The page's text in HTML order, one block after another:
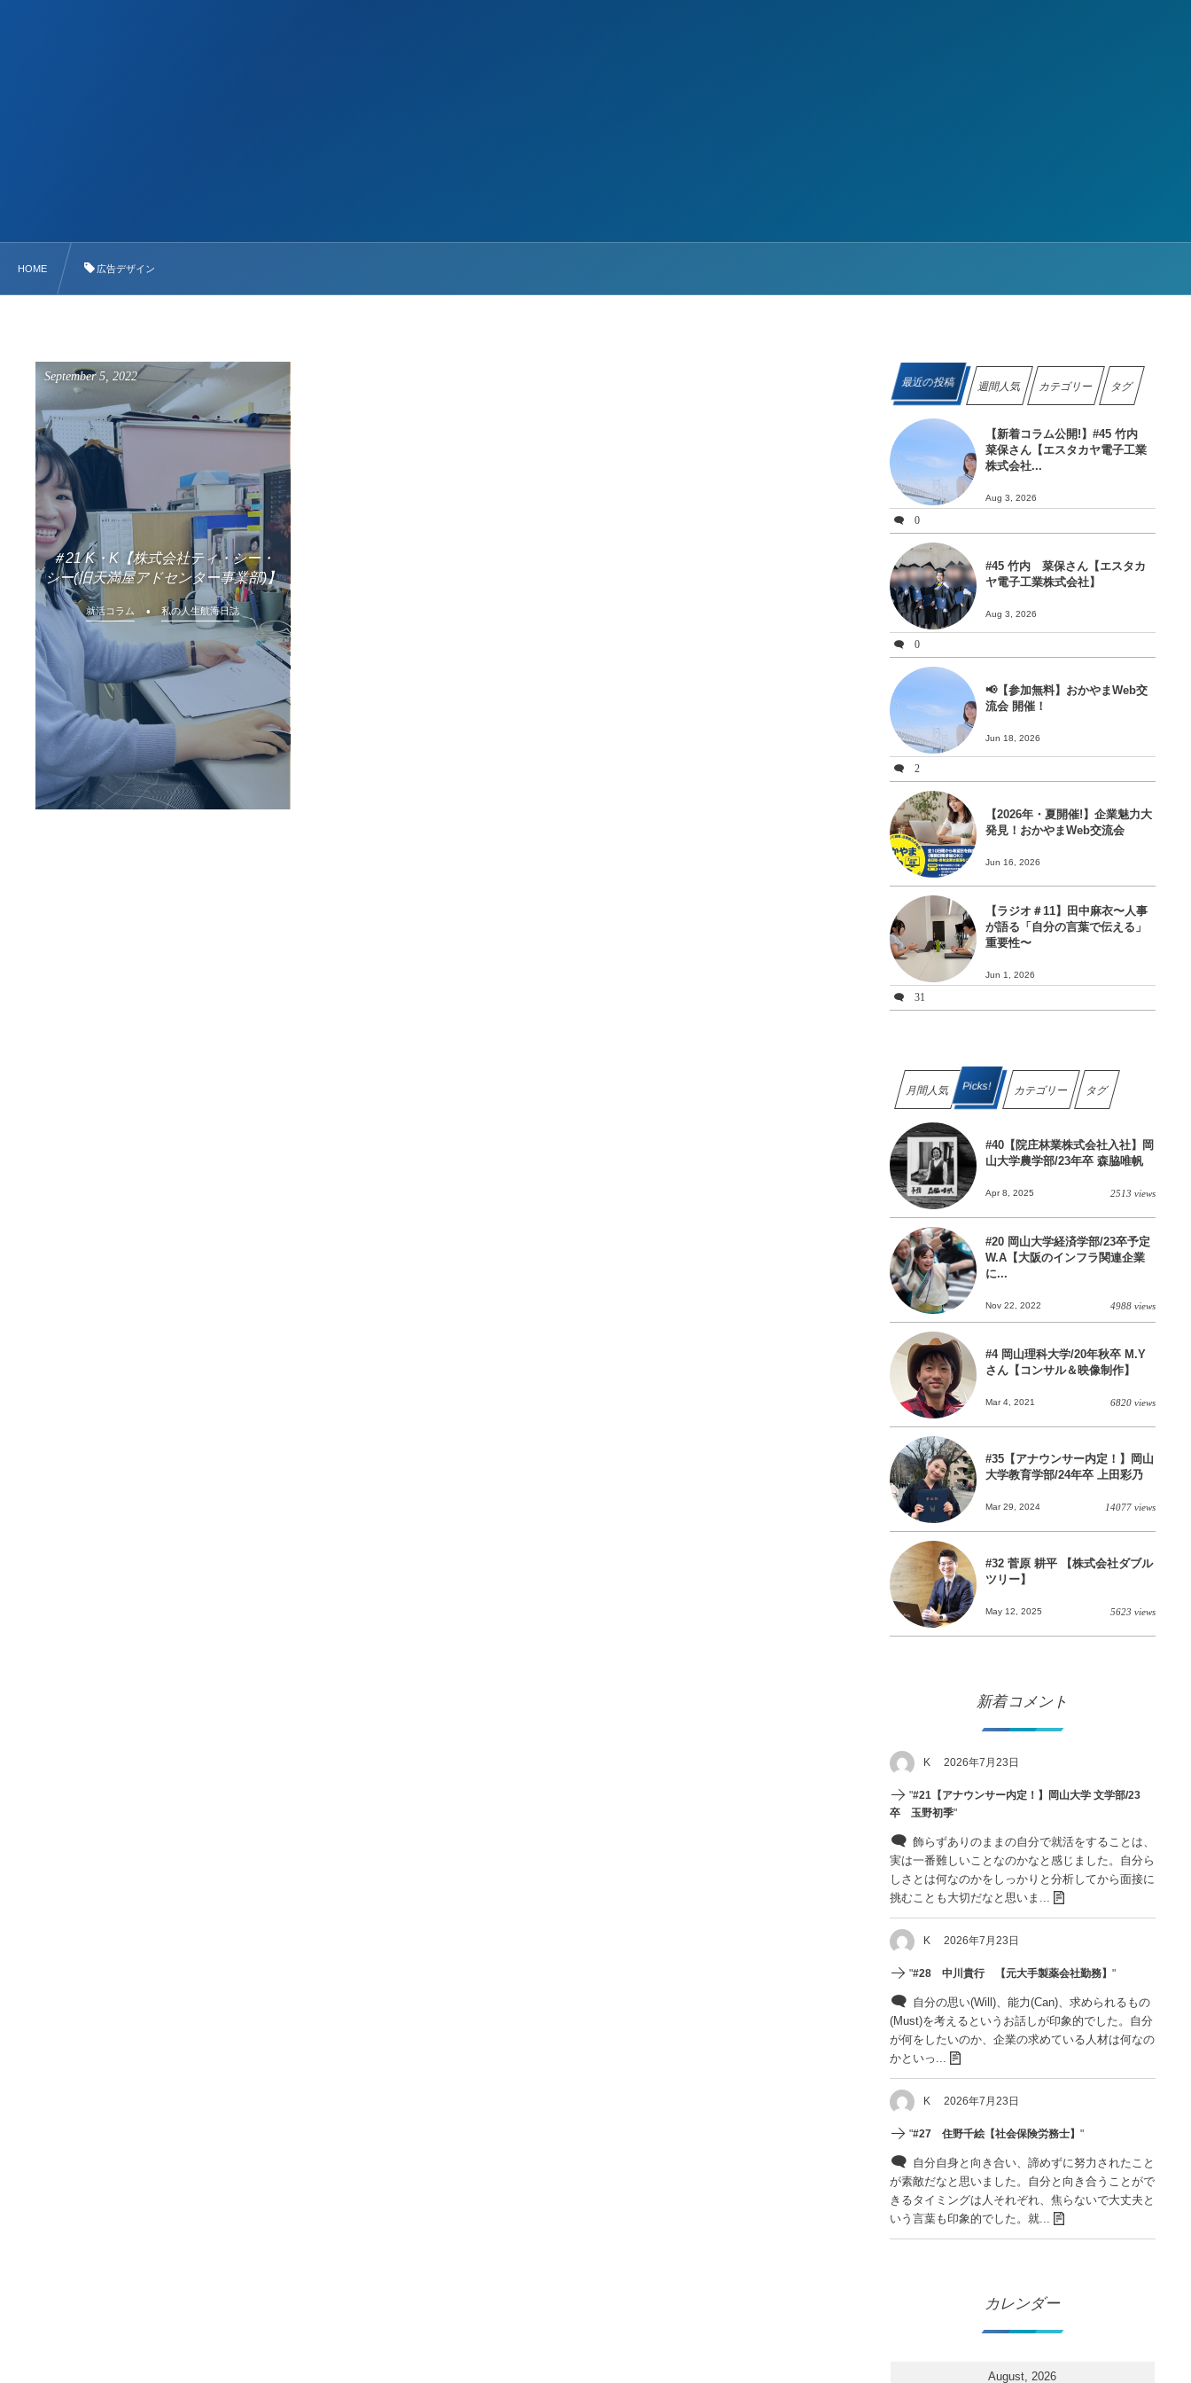
HOME 広告デザイン
September 5,2022
＃21 K・K【株式会社ティ・シー・
シー(旧天満屋アドセンター事業部)】
就活コラム 私の人生航海日誌
最近の投稿 週間人気 カテゴリー タグ
【新着コラム公開!】#45 竹内
菜保さん【エスタカヤ電子工業
株式会社...
Aug 3, 2026
0
#45 竹内 菜保さん【エスタカ
ヤ電子工業株式会社】
Aug 3, 2026
0
📢【参加無料】おかやまWeb交
流会 開催！
Jun 18, 2026
2
【2026年・夏開催!】企業魅力大
発見！おかやまWeb交流会
Jun 16, 2026
【ラジオ＃11】田中麻衣〜人事
が語る「自分の言葉で伝える」
重要性〜
Jun 1, 2026
31
月間人気 Picks! カテゴリー タグ
#40【院庄林業株式会社入社】岡
山大学農学部/23年卒 森脇唯帆
Apr 8, 2025 2513 views
#20 岡山大学経済学部/23卒予定
W.A【大阪のインフラ関連企業
に...
Nov 22, 2022 4988 views
#4 岡山理科大学/20年秋卒 M.Y
さん【コンサル＆映像制作】
Mar 4, 2021 6820 views
#35【アナウンサー内定！】岡山
大学教育学部/24年卒 上田彩乃
Mar 29, 2024 14077 views
#32 菅原 耕平 【株式会社ダブル
ツリー】
May 12, 2025 5623 views
新着コメント
K 2026年7月23日
"#21【アナウンサー内定！】岡山大学 文学部/23
卒 玉野初季"
飾らずありのままの自分で就活をすることは、
実は一番難しいことなのかなと感じました。自分ら
しさとは何なのかをしっかりと分析してから面接に
挑むことも大切だなと思いま...
K 2026年7月23日
"#28 中川貴行 【元大手製薬会社勤務】"
自分の思い(Will)、能力(Can)、求められるもの
(Must)を考えるというお話しが印象的でした。自分
が何をしたいのか、企業の求めている人材は何なの
かといっ...
K 2026年7月23日
"#27 住野千絵【社会保険労務士】"
自分自身と向き合い、諦めずに努力されたこと
が素敵だなと思いました。自分と向き合うことがで
きるタイミングは人それぞれ、焦らないで大丈夫と
いう言葉も印象的でした。就...
カレンダー
August, 2026